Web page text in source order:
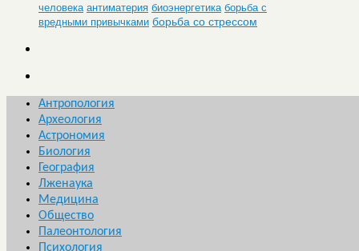
человека антиматерия биоэнергетика борьба с
вредными привычками борьба со стрессом
Антропология
Археология
Астрономия
Биология
География
Лженаука
Медицина
Общество
Палеонтология
Психология